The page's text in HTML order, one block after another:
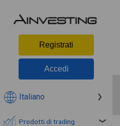
Registrati
Accedi
Italiano
Prodotti di trading